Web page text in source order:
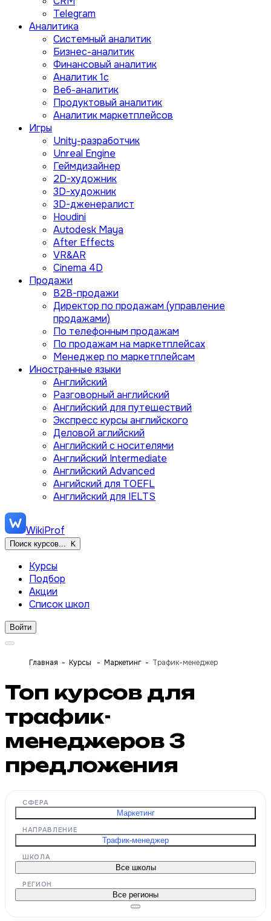
Telegram
Аналитика
Системный аналитик
Бизнес-аналитик
Финансовый аналитик
Aналитик 1с
Веб-аналитик
Продуктовый аналитик
Аналитик маркетплейсов
Игры
Unity-разработчик
Unreal Engine
Геймдизайнер
2D-художник
3D-художник
3D-дженералист
Houdini
Autodesk Maya
After Effects
VR&AR
Cinema 4D
Продажи
B2B-продажи
Директор по продажам (управление
продажами)
По телефонным продажам
По продажам на маркетплейсах
Менеджер по маркетплейсам
Иностранные языки
Английский
Разговорный английский
Английский для путешествий
Экспресс курсы английского
Деловой аглийский
Английский с носителями
Английский Intermediate
Английский Advanced
Ангийский для TOEFL
Английский для IELTS
WikiProf
Поиск курсов... K
Курсы
Подбор
Акции
Список школ
Войти
Главная Курсы Маркетинг Трафик-менеджер
Топ курсов для
трафик-
менеджеров3
предложения
СФЕРА
Маркетинг
НАПРАВЛЕНИЕ
Трафик-менеджер
ШКОЛА
Все школы
РЕГИОН
Все регионы